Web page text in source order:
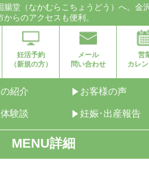
腸堂（なかむらこちょうどう）へ。金
らのアクセスも便利。
妊活予約
（新規の方）
メール
問い合わせ
営
カレ
紹介 お客様の声
験談 妊娠･出産報告
詳細